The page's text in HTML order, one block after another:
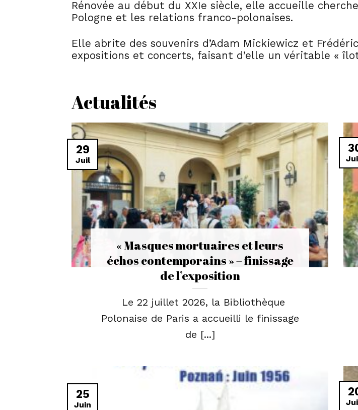
Rénovée au début du XXIe siècle, elle accueille
Pologne et les relations franco-polonaises.
Elle abrite des souvenirs d’Adam Mickiewicz et
expositions et concerts, faisant d’elle un véritable «
Actualités
« Masques mortuaires et leurs
échos contemporains » – finissage
de l’exposition
Le 22 juillet 2026, la Bibliothèque
Polonaise de Paris a accueilli le finissage
de [...]
29
Juil
25
Juin